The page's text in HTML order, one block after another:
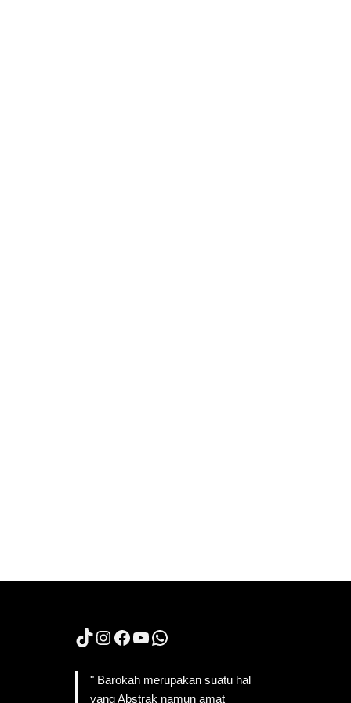
TikTok
Instagram
Facebook
YouTube
WhatsApp
" Barokah merupakan suatu hal
yang Abstrak namun amat